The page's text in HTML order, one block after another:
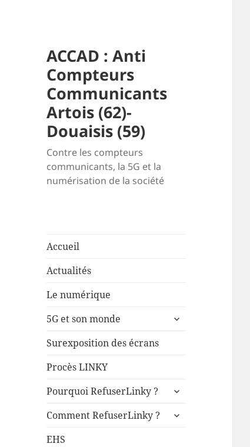
ACCAD : Anti
Compteurs
Communicants
Artois (62)-
Douaisis (59)
Contre les compteurs
communicants, la 5G et la
numérisation de la société
Accueil
Actualités
Le numérique
5G et son monde
ouvrir
Surexposition des écrans
Procès LINKY
Pourquoi RefuserLinky ?
ouvrir
sous-
Comment RefuserLinky ?
ouvrir
EHS